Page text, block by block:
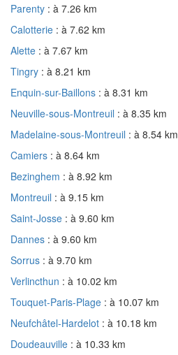
Parenty : à 7.26 km
Calotterie : à 7.62 km
Alette : à 7.67 km
Tingry : à 8.21 km
Enquin-sur-Baillons : à 8.31 km
Neuville-sous-Montreuil : à 8.35 km
Madelaine-sous-Montreuil : à 8.54 km
Camiers : à 8.64 km
Bezinghem : à 8.92 km
Montreuil : à 9.15 km
Saint-Josse : à 9.60 km
Dannes : à 9.60 km
Sorrus : à 9.70 km
Verlincthun : à 10.02 km
Touquet-Paris-Plage : à 10.07 km
Neufchâtel-Hardelot : à 10.18 km
Doudeauville : à 10.33 km